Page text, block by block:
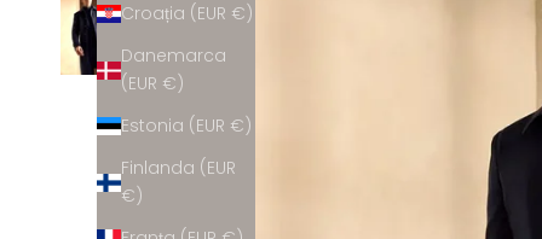
Croația (EUR €)
Danemarca
(EUR €)
Estonia (EUR €)
Finlanda (EUR
€)